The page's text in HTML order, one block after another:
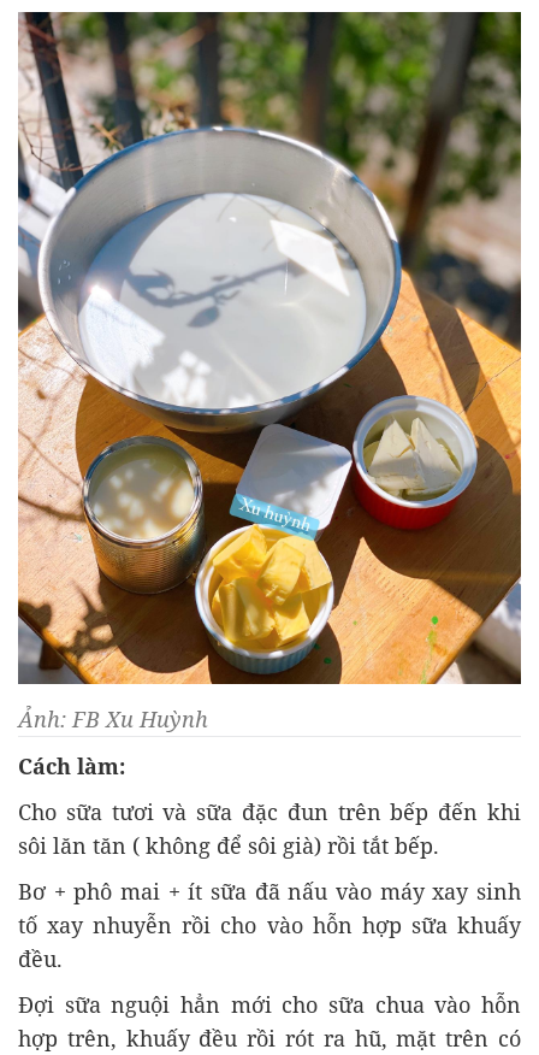
Ảnh: FB Xu Huỳnh
Cách làm:
Cho sữa tươi và sữa đặc đun trên bếp đến khi
sôi lăn tăn ( không để sôi già) rồi tắt bếp.
Bơ + phô mai + ít sữa đã nấu vào máy xay sinh
tố xay nhuyễn rồi cho vào hỗn hợp sữa khuấy
đều.
Đợi sữa nguội hẳn mới cho sữa chua vào hỗn
hợp trên, khuấy đều rồi rót ra hũ, mặt trên có